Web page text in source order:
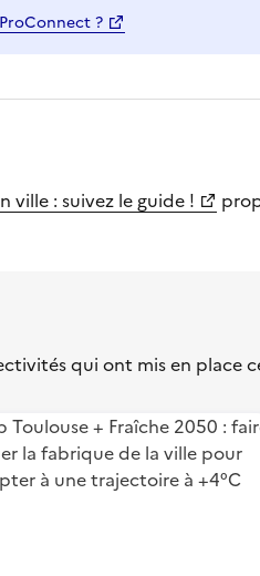
?
ville : suivez le guide !
qui ont mis en place